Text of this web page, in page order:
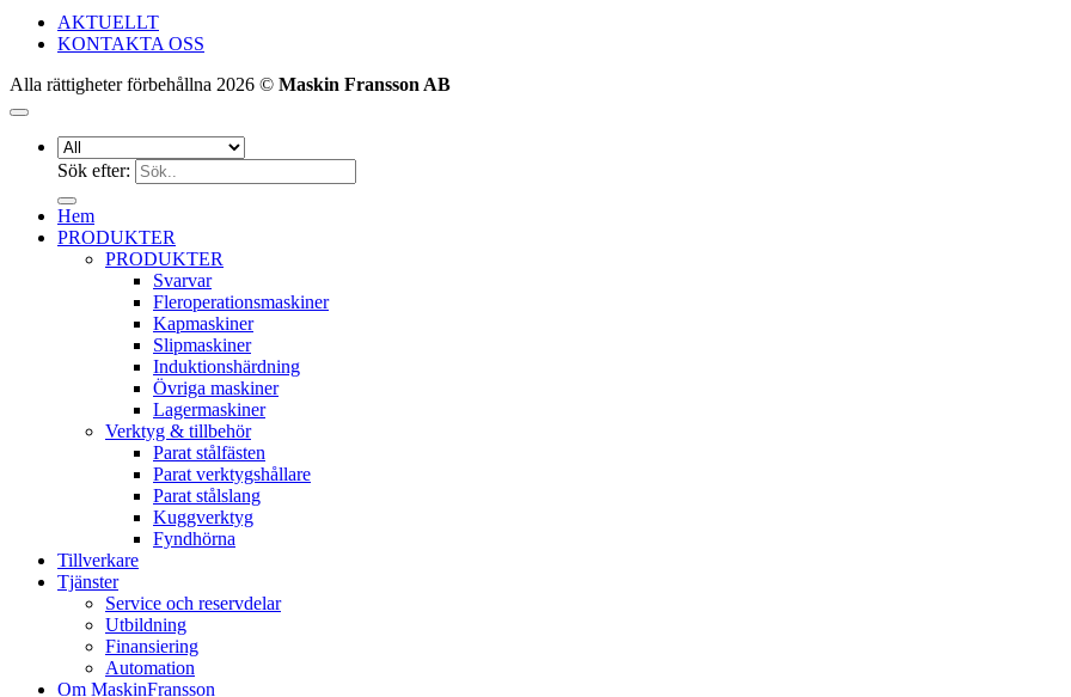
AKTUELLT
KONTAKTA OSS
Alla rättigheter förbehållna 2026 © Maskin Fransson AB
Sök efter:
Hem
PRODUKTER
PRODUKTER
Svarvar
Fleroperationsmaskiner
Kapmaskiner
Slipmaskiner
Induktionshärdning
Övriga maskiner
Lagermaskiner
Verktyg & tillbehör
Parat stålfästen
Parat verktygshållare
Parat stålslang
Kuggverktyg
Fyndhörna
Tillverkare
Tjänster
Service och reservdelar
Utbildning
Finansiering
Automation
Om MaskinFransson